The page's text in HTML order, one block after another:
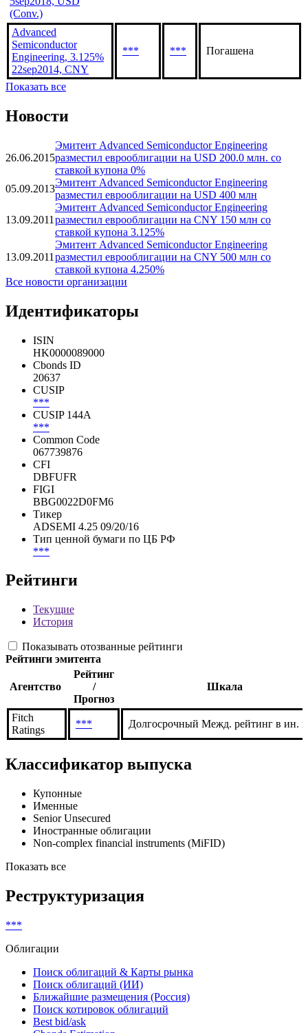
(Conv.)
Advanced
Semiconductor
Engineering, 3.125%
22sep2014, CNY
*** *** Погашена
Показать все
Новости
26.06.2015
Эмитент Advanced Semiconductor Engineering
разместил еврооблигации на USD 200.0 млн. со
ставкой купона 0%
05.09.2013
Эмитент Advanced Semiconductor Engineering
разместил еврооблигации на USD 400 млн
13.09.2011
Эмитент Advanced Semiconductor Engineering
разместил еврооблигации на CNY 150 млн со
ставкой купона 3.125%
13.09.2011
Эмитент Advanced Semiconductor Engineering
разместил еврооблигации на CNY 500 млн со
ставкой купона 4.250%
Все новости организации
Идентификаторы
ISIN
HK0000089000
Cbonds ID
20637
CUSIP
***
CUSIP 144A
***
Common Code
067739876
CFI
DBFUFR
FIGI
BBG0022D0FM6
Тикер
ADSEMI 4.25 09/20/16
Тип ценной бумаги по ЦБ РФ
***
Рейтинги
Текущие
История
Показывать отозванные рейтинги
Рейтинги эмитента
Агентство
Рейтинг
/
Прогноз
Шкала
Fitch
Ratings
*** Долгосрочный Межд. рейтинг в ин.
Классификатор выпуска
Купонные
Именные
Senior Unsecured
Иностранные облигации
Non-complex financial instruments (MiFID)
Показать все
Реструктуризация
***
Облигации
Поиск облигаций & Карты рынка
Поиск облигаций (ИИ)
Ближайшие размещения (Россия)
Поиск котировок облигаций
Best bid/ask